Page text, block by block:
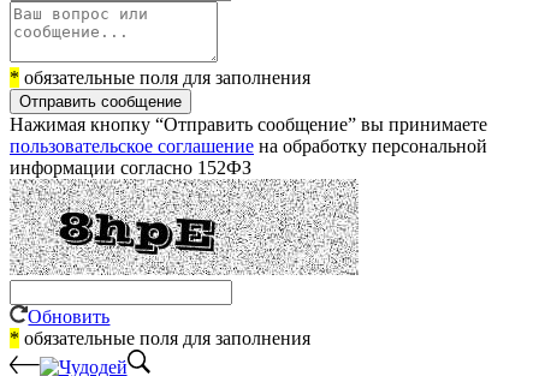
* обязательные поля для заполнения
Отправить сообщение
Нажимая кнопку “Отправить сообщение” вы принимаете
пользовательское соглашение на обработку персональной
информации согласно 152ФЗ
Обновить
* обязательные поля для заполнения